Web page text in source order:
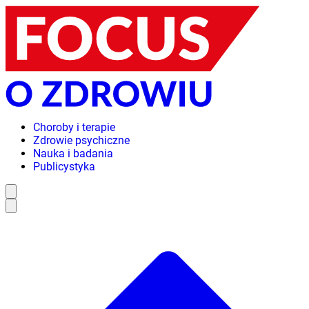
Choroby i terapie
Zdrowie psychiczne
Nauka i badania
Publicystyka